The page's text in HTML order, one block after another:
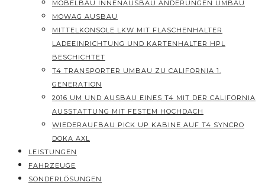
MÖBELBAU INNENAUSBAU ÄNDERUNGEN UMBAU
MOWAG AUSBAU
MITTELKONSOLE LKW MIT FLASCHENHALTER
LADEEINRICHTUNG UND KARTENHALTER HPL
BESCHICHTET
T4 TRANSPORTER UMBAU ZU CALIFORNIA 1.
GENERATION
2016 UM UND AUSBAU EINES T4 MIT DER CALIFORNIA
AUSSTATTUNG MIT FESTEM HOCHDACH
WIEDERAUFBAU PICK UP KABINE AUF T4 SYNCRO
DOKA AXL
LEISTUNGEN
FAHRZEUGE
SONDERLÖSUNGEN